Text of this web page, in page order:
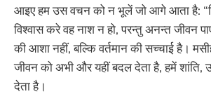
आइए हम उस वचन को न भूलें जो आगे आता है:
विश्वास करे वह नाश न हो, परन्तु अनन्त जीवन
की आशा नहीं, बल्कि वर्तमान की सच्चाई है।
जीवन को अभी और यहीं बदल देता है, हमें शांति,
देता है।